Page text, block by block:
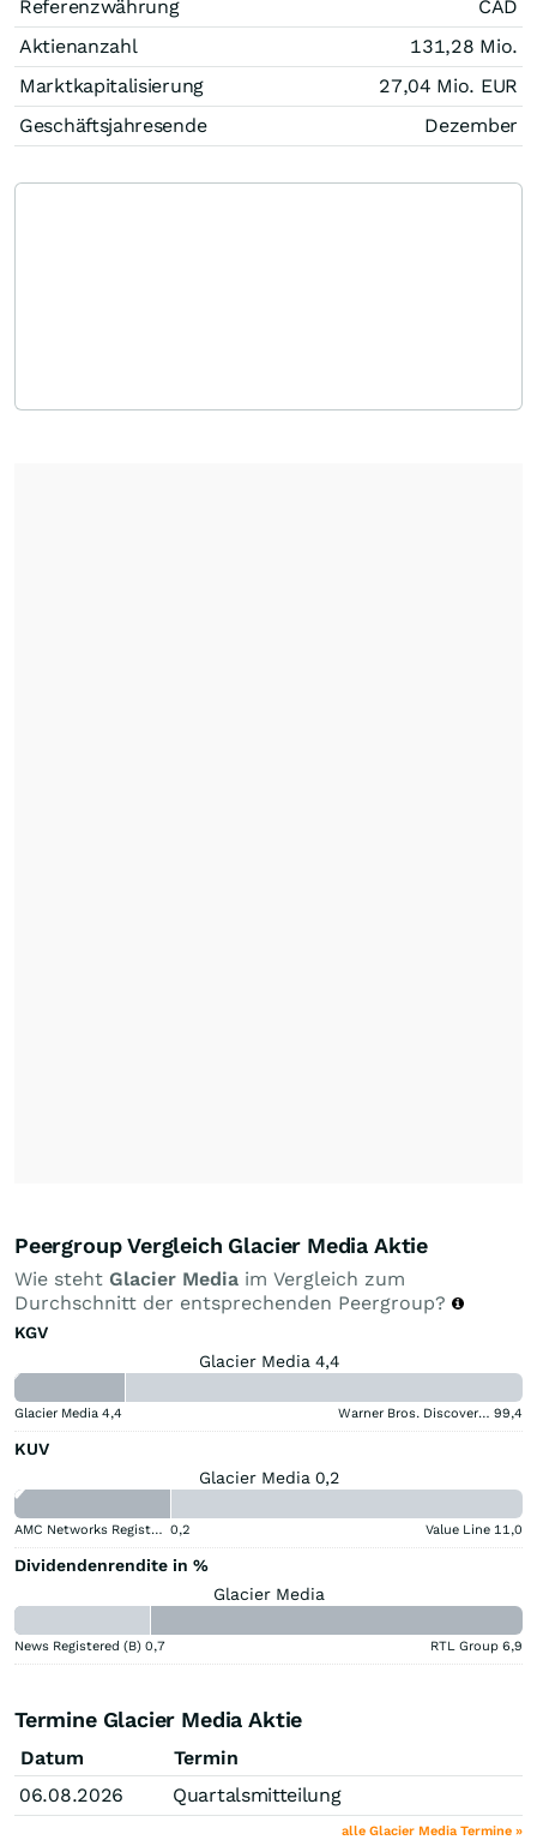
Referenzwährung
CAD
Aktienanzahl
131,28 Mio.
Marktkapitalisierung
27,04 Mio. EUR
Geschäftsjahresende
Dezember
Peergroup Vergleich Glacier Media Aktie
Wie steht Glacier Media im Vergleich zum
Durchschnitt der entsprechenden Peergroup?
KGV
Glacier Media 4,4
Glacier Media 4,4 Warner Bros. Discovery (A) 99,4
KUV
Glacier Media 0,2
AMC Networks Registered (A) 0,2 Value Line 11,0
Dividendenrendite in %
Glacier Media
News Registered (B) 0,7 RTL Group 6,9
Termine Glacier Media Aktie
Datum
Termin
06.08.2026
Quartalsmitteilung
alle Glacier Media Termine »